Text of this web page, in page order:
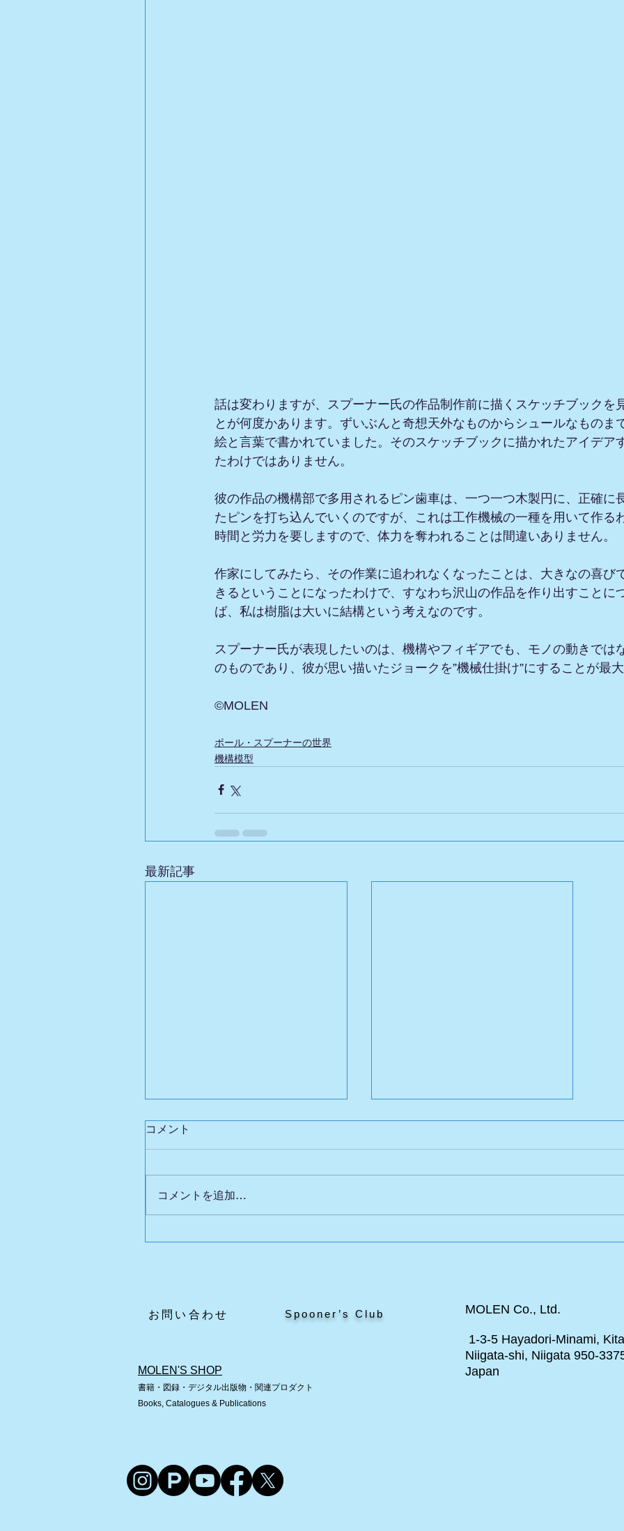
話は変わりますが、スプーナー氏の作品制作前に描くスケッチブックを
とが何度かあります。ずいぶんと奇想天外なものからシュールなものま
絵と言葉で書かれていました。そのスケッチブックに描かれたアイデア
たわけではありません。
彼の作品の機構部で多用されるピン歯車は、一つ一つ木製円に、正確に
たピンを打ち込んでいくのですが、これは工作機械の一種を用いて作る
時間と労力を要しますので、体力を奪われることは間違いありません。
作家にしてみたら、その作業に追われなくなったことは、大きなの喜び
きるということになったわけで、すなわち沢山の作品を作り出すことに
ば、私は樹脂は大いに結構という考えなのです。
スプーナー氏が表現したいのは、機構やフィギアでも、モノの動きでは
のものであり、彼が思い描いたジョークを”機械仕掛け”にすることが最
©MOLEN
ポール・スプーナーの世界
機構模型
最新記事
コメント
コメントを追加…
​お問い合わせ Spooner’s Club
MOLEN'S SHOP
書籍・図録・デジタル出版物・関連プロダクト
Books, Catalogues & Publications
MOLEN Co., Ltd.
1-3-5 Hayadori-Minami,
Niigata-shi, Niigata 950-
Japan